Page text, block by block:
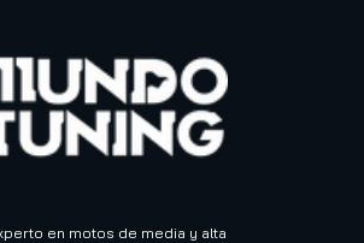
en motos de media y alta